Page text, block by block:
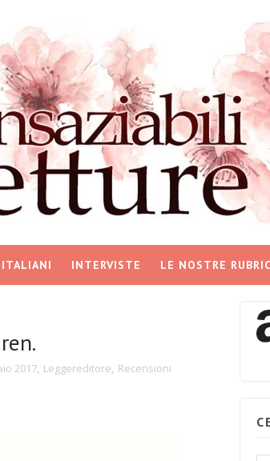
INTERVISTE LE NOSTRE
2017, Leggereditore, Recensioni